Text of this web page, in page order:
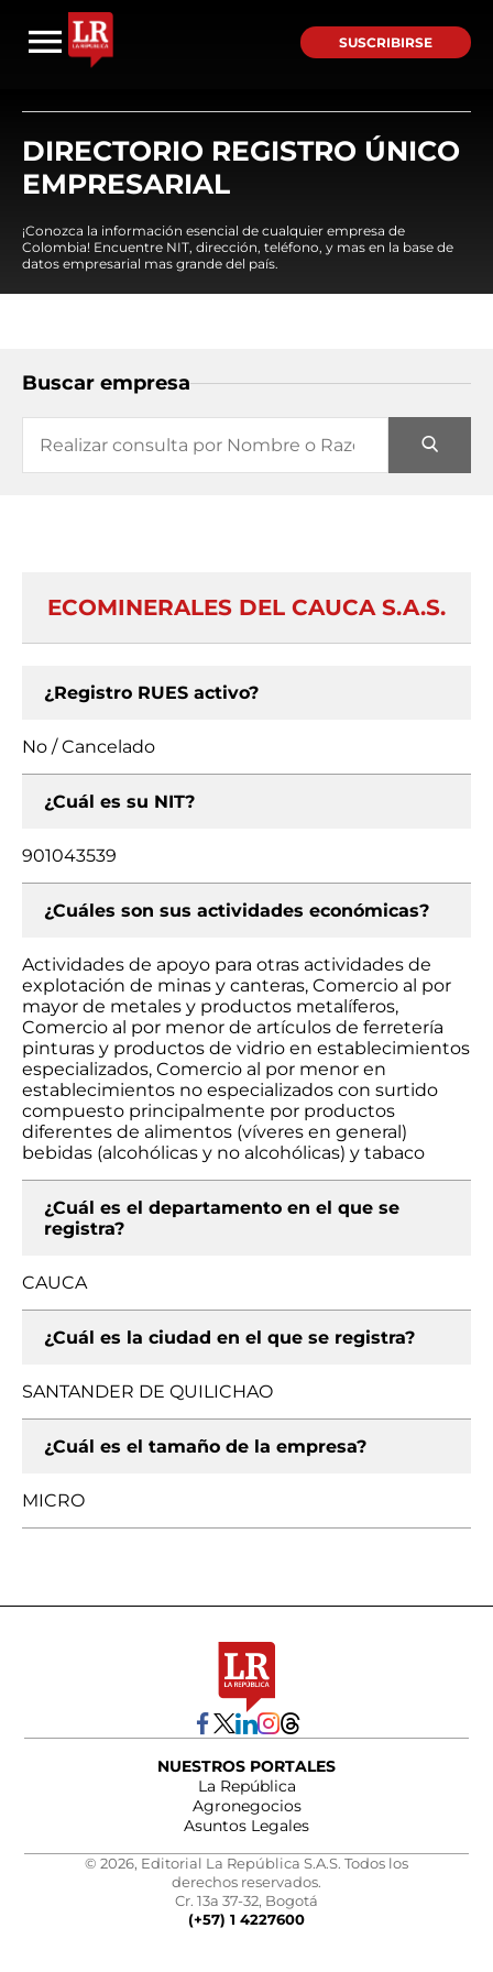
SUSCRIBIRSE
DIRECTORIO REGISTRO ÚNICO
EMPRESARIAL
¡Conozca la información esencial de cualquier empresa de
Colombia! Encuentre NIT, dirección, teléfono, y mas en la base de
datos empresarial mas grande del país.
Buscar empresa
ECOMINERALES DEL CAUCA S.A.S.
¿Registro RUES activo?
No / Cancelado
¿Cuál es su NIT?
901043539
¿Cuáles son sus actividades económicas?
Actividades de apoyo para otras actividades de
explotación de minas y canteras, Comercio al por
mayor de metales y productos metalíferos,
Comercio al por menor de artículos de ferretería
pinturas y productos de vidrio en establecimientos
especializados, Comercio al por menor en
establecimientos no especializados con surtido
compuesto principalmente por productos
diferentes de alimentos (víveres en general)
bebidas (alcohólicas y no alcohólicas) y tabaco
¿Cuál es el departamento en el que se
registra?
CAUCA
¿Cuál es la ciudad en el que se registra?
SANTANDER DE QUILICHAO
¿Cuál es el tamaño de la empresa?
MICRO
NUESTROS PORTALES
La República
Agronegocios
Asuntos Legales
© 2026, Editorial La República S.A.S. Todos los
derechos reservados.
Cr. 13a 37-32, Bogotá
(+57) 1 4227600